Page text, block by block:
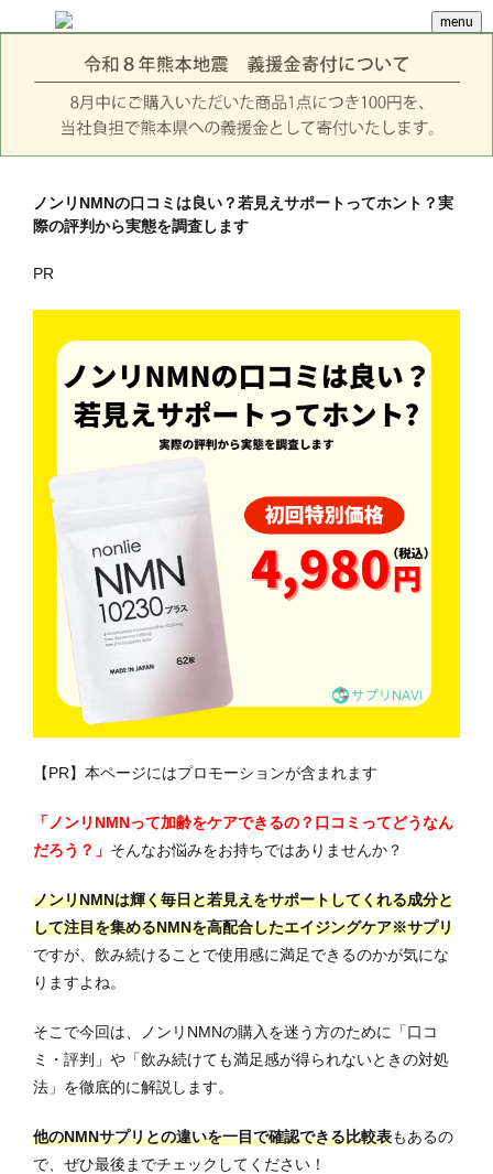
menu
ノンリNMNの口コミは良い？若見えサポートってホント？実
際の評判から実態を調査します
PR
【PR】本ページにはプロモーションが含まれます
「ノンリNMNって加齢をケアできるの？口コミってどうなん
だろう？」 そんなお悩みをお持ちではありませんか？
ノンリNMNは輝く毎日と若見えをサポートしてくれる成分と
して注目を集めるNMNを高配合したエイジングケア※サプリ
ですが、飲み続けることで使用感に満足できるのかが気にな
りますよね。
そこで今回は、ノンリNMNの購入を迷う方のために「口コ
ミ・評判」や「飲み続けても満足感が得られないときの対処
法」を徹底的に解説します。
他のNMNサプリとの違いを一目で確認できる比較表もあるの
で、ぜひ最後までチェックしてください！